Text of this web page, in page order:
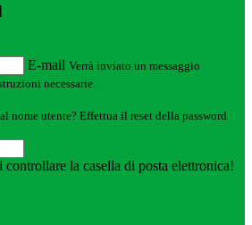
E-mail Verrà inviato un messaggio
necessarie.
nome utente? Effettua il reset della password
la casella di posta elettronica!